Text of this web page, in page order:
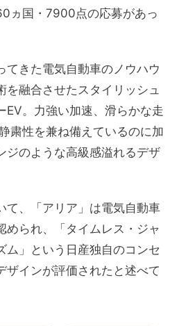
ヵ国・7900点の応募があっ
てきた電気自動車のノウハウ
を融合させたスタイリッシュ
EV。力強い加速、滑らかな走
粛性を兼ね備えているのに加
ジのような高級感溢れるデザ
て、「アリア」は電気自動車
められ、「タイムレス・ジャ
ム」という日産独自のコンセ
ザインが評価されたと述べて